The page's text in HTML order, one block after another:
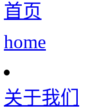
首页
home
关于我们